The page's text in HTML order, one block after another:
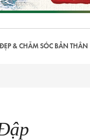
& CHĂM SÓC BẢN THÂN